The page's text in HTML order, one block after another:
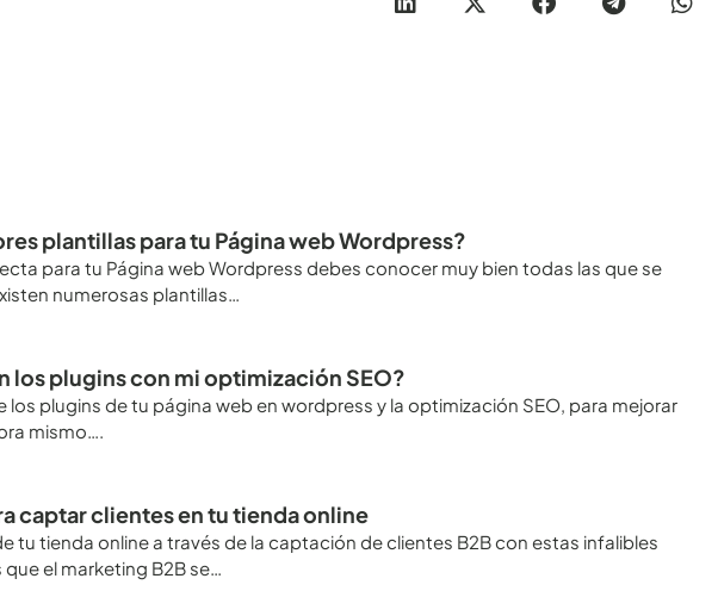
plantillas para tu Página web Wordpress?
para tu Página web Wordpress debes conocer muy bien todas las que se
numerosas plantillas…
los plugins con mi optimización SEO?
los plugins de tu página web en wordpress y la optimización SEO, para mejorar
mismo….
captar clientes en tu tienda online
tu tienda online a través de la captación de clientes B2B con estas infalibles
el marketing B2B se…